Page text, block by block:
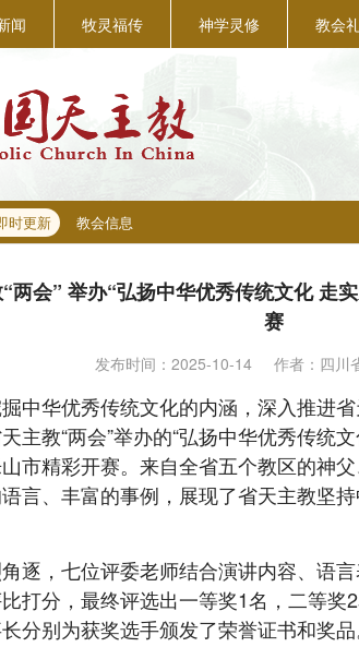
闻 牧灵福传 神学灵修 教会
时更新 教会信息
两会” 举办“弘扬中华优秀传统文化 走
赛
发布时间： 2025-10-14 作者：四川
华优秀传统文化的内涵，深入推进省
主教“两会”举办的“弘扬中华优秀传统
市精彩开赛。来自全省五个教区的神
言、丰富的事例，展现了省天主教坚
，七位评委老师结合演讲内容、语言
打分，最终评选出一等奖1名，二等
分别为获奖选手颁发了荣誉证书和奖品